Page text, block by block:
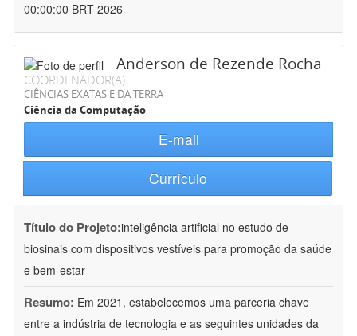
00:00:00 BRT 2026
Anderson de Rezende Rocha
COORDENADOR(A)
CIÊNCIAS EXATAS E DA TERRA
Ciência da Computação
E-mail
Currículo
Título do Projeto:inteligência artificial no estudo de
biosinais com dispositivos vestíveis para promoção da saúde
e bem-estar
Resumo: Em 2021, estabelecemos uma parceria chave
entre a indústria de tecnologia e as seguintes unidades da